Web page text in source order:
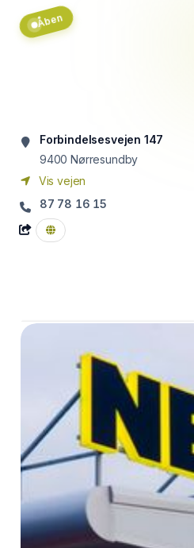
Åben
Forbindelsesvejen 147
9400 Nørresundby
Vis vejen
87 78 16 15